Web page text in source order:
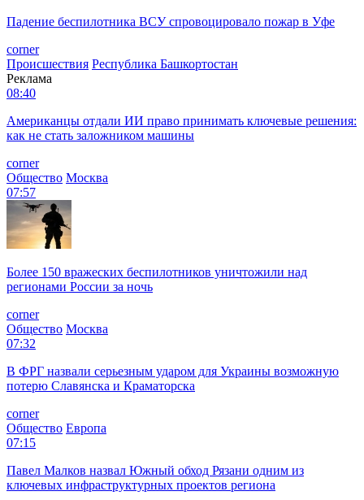
Падение беспилотника ВСУ спровоцировало пожар в Уфе
corner
Происшествия Республика Башкортостан
Реклама
08:40
Американцы отдали ИИ право принимать ключевые решения:
как не стать заложником машины
corner
Общество Москва
07:57
Более 150 вражеских беспилотников уничтожили над
регионами России за ночь
corner
Общество Москва
07:32
В ФРГ назвали серьезным ударом для Украины возможную
потерю Славянска и Краматорска
corner
Общество Европа
07:15
Павел Малков назвал Южный обход Рязани одним из
ключевых инфраструктурных проектов региона